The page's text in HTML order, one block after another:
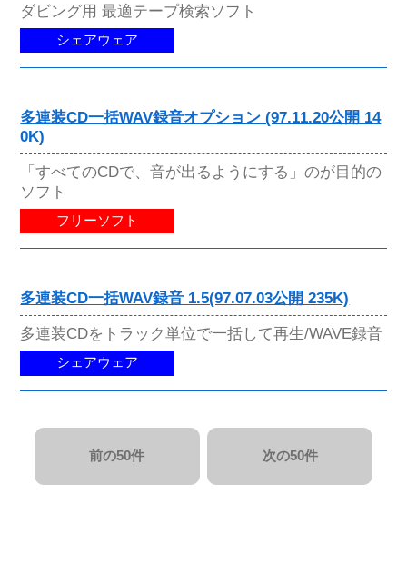
ダビング用 最適テープ検索ソフト
シェアウェア
多連装CD一括WAV録音オプション (97.11.20公開 14
0K)
「すべてのCDで、音が出るようにする」のが目的の
ソフト
フリーソフト
多連装CD一括WAV録音 1.5(97.07.03公開 235K)
多連装CDをトラック単位で一括して再生/WAVE録音
シェアウェア
前の50件 次の50件